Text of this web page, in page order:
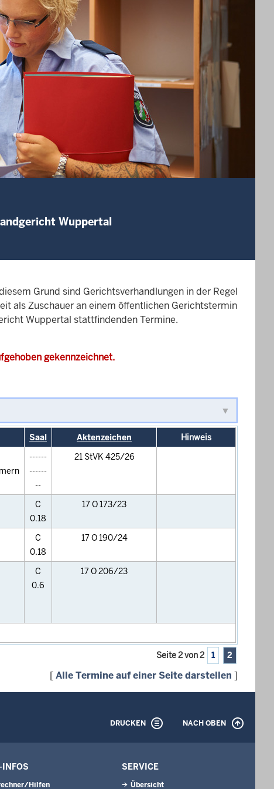
Wuppertal
Grund sind Gerichtsverhandlungen in der Regel
als Zuschauer an einem öffentlichen Gerichtstermin
Wuppertal stattfindenden Termine.
gekennzeichnet.
Saal Aktenzeichen
Hinweis
------
------
--
21 StVK 425/26
C
0.18
17 O 173/23
C
0.18
17 O 190/24
C
0.6
17 O 206/23
Seite 2 von 2 1 2
[Alle Termine auf einer Seite darstellen ]
DRUCKEN NACH OBEN
INFOS
Hilfen
SERVICE
Übersicht